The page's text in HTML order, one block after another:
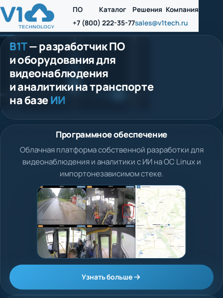
ПО Каталог Решения Компания
+7 (800) 222-35-77sales@v1tech.ru
В1Т— разработчик ПО
и оборудования для
видеонаблюдения
и аналитики на транспорте
на базеИИ
Программное обеспечение
Облачная платформа собственной разработки для
видеонаблюдения и аналитики с ИИ на ОС Linux и
импортонезависимом стеке.
Узнать больше